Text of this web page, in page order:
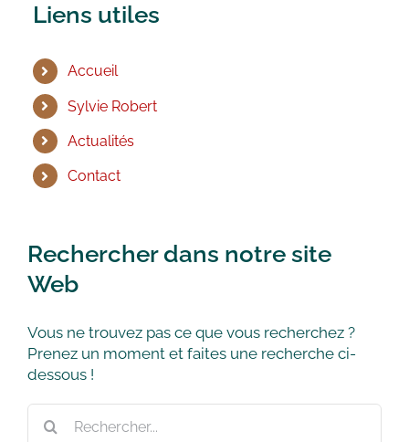
Liens utiles
Accueil
Sylvie Robert
Actualités
Contact
Rechercher dans notre site
Web
Vous ne trouvez pas ce que vous recherchez ?
Prenez un moment et faites une recherche ci-
dessous !